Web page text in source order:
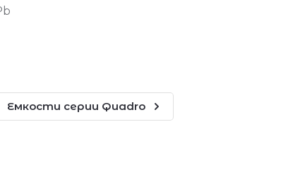
Емкости серии Quadro